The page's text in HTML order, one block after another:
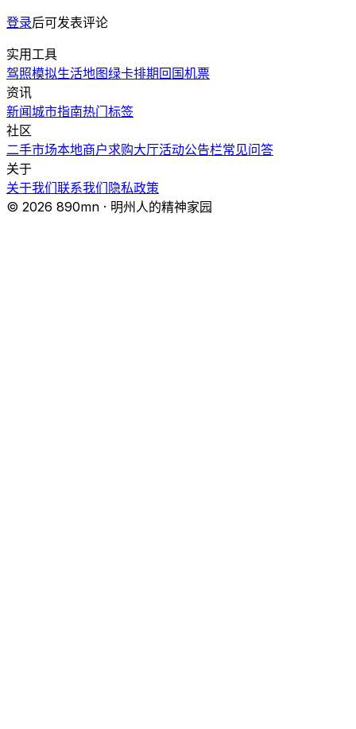
登录后可发表评论
实用工具
驾照模拟生活地图绿卡排期 回国机票
资讯
新闻城市指南热门标签
社区
二手市场本地商户求购大厅活动公告栏常见问答
关于
关于我们联系我们 隐私政策
© 2026 890mn · 明州人的精神家园